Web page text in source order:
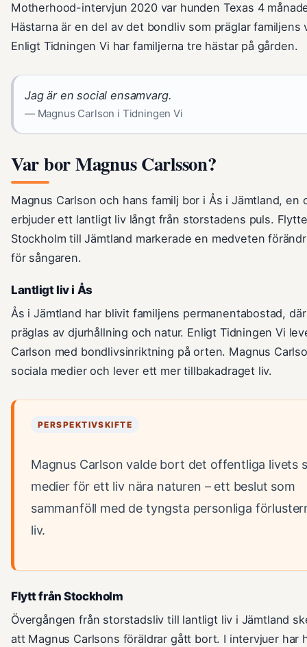
Motherhood-intervjun 2020 var hunden Texas 4
Hästarna är en del av det bondliv som präglar familjens
Enligt Tidningen Vi har familjerna tre hästar på gården.
Jag är en social ensamvarg.
— Magnus Carlson i Tidningen Vi
Var bor Magnus Carlsson?
Magnus Carlson och hans familj bor i Ås i Jämtland, en
erbjuder ett lantligt liv långt från storstadens puls.
Stockholm till Jämtland markerade en medveten
för sångaren.
Lantligt liv i Ås
Ås i Jämtland har blivit familjens permanentabostad,
präglas av djurhållning och natur. Enligt Tidningen Vi
Carlson med bondlivsinriktning på orten. Magnus
sociala medier och lever ett mer tillbakadraget liv.
PERSPEKTIVSKIFTE
Magnus Carlson valde bort det offentliga livets
medier för ett liv nära naturen – ett beslut som
sammanföll med de tyngsta personliga
liv.
Flytt från Stockholm
Övergången från storstadsliv till lantligt liv i Jämtland
att Magnus Carlsons föräldrar gått bort. I intervjuer har